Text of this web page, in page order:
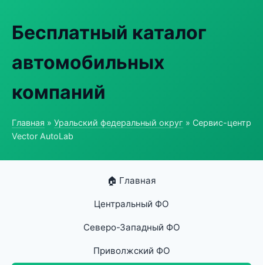
Бесплатный каталог
автомобильных
компаний
Главная » Уральский федеральный округ » Сервис-центр
Vector AutoLab
🏠 Главная
Центральный ФО
Северо-Западный ФО
Приволжский ФО